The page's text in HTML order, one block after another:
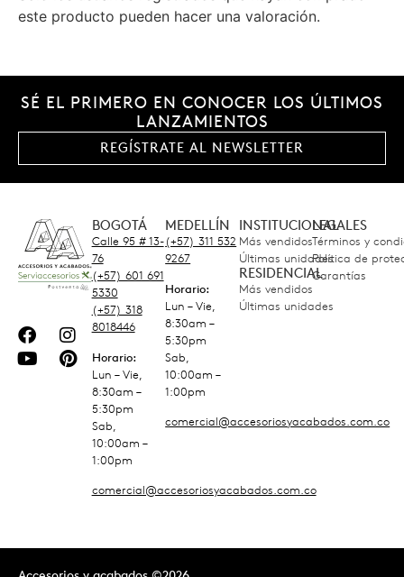
este producto pueden hacer una valoración.
SÉ EL PRIMERO EN CONOCER LOS ÚLTIMOS
LANZAMIENTOS
REGÍSTRATE AL NEWSLETTER
BOGOTÁ
Calle 95 # 13-
76
(+57) 601 691
5330
(+57) 318
8018446
Horario:
Lun – Vie,
8:30am –
5:30pm
Sab,
10:00am –
1:00pm
comercial@accesoriosyacabados.com.co
MEDELLÍN
(+57) 311 532
9267
Horario:
Lun – Vie,
8:30am –
5:30pm
Sab,
10:00am –
1:00pm
comercial@accesoriosyacabados.com.co
INSTITUCIONAL
Más vendidos
Últimas unidades
RESIDENCIAL
Más vendidos
Últimas unidades
LEGALES
Términos y
Política de
Garantías